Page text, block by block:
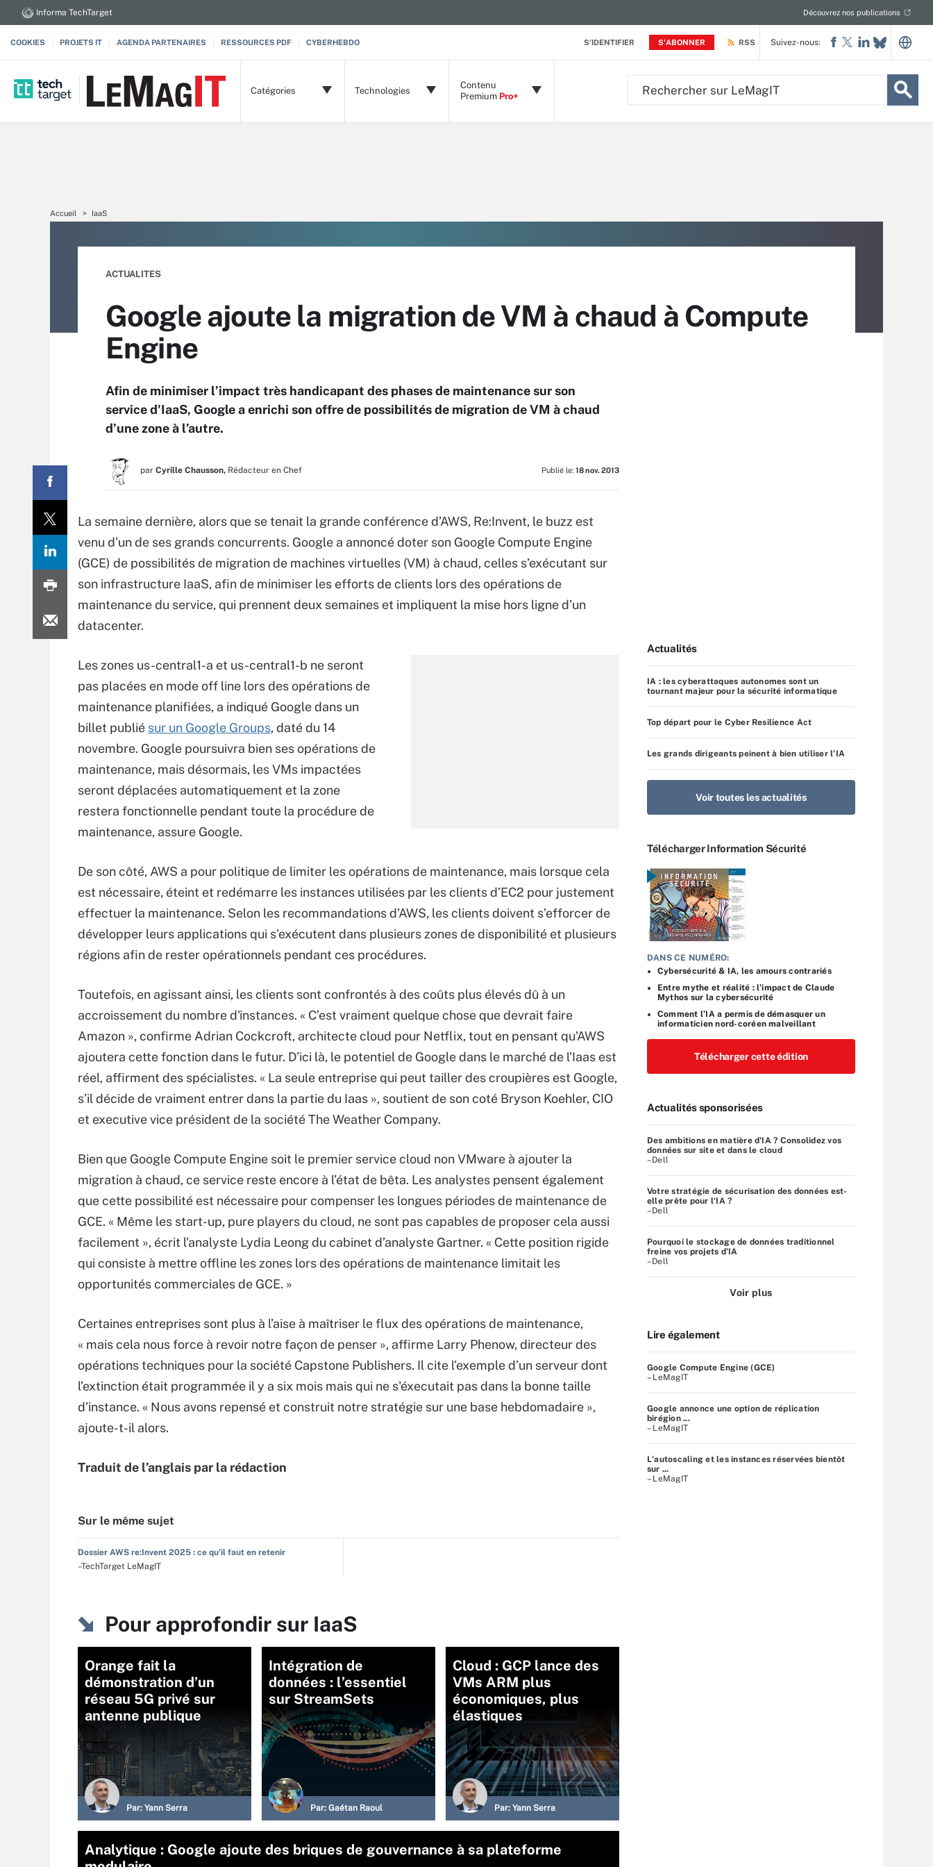
S'IDENTIFIER S'ABONNER
Informa TechTarget Découvrez nos publications
COOKIES PROJETS IT AGENDA PARTENAIRES RESSOURCES PDF CYBERHEBDO RSS
Catégories Technologies
Contenu
Premium Pro+
Suivez-nous:
Accueil IaaS
ACTUALITES
Google ajoute la migration de VM à chaud à Compute
Engine
Afin de minimiser l’impact très handicapant des phases de maintenance sur son
service d'IaaS, Google a enrichi son offre de possibilités de migration de VM à chaud
d’une zone à l’autre.
par Cyrille Chausson, Rédacteur en Chef Publié le: 18 nov. 2013
La semaine dernière, alors que se tenait la grande conférence d’AWS, Re:Invent, le buzz est
venu d’un de ses grands concurrents. Google a annoncé doter son Google Compute Engine
(GCE) de possibilités de migration de machines virtuelles (VM) à chaud, celles s’exécutant sur
son infrastructure IaaS, afin de minimiser les efforts de clients lors des opérations de
maintenance du service, qui prennent deux semaines et impliquent la mise hors ligne d’un
datacenter.
Les zones us-central1-a et us-central1-b ne seront
pas placées en mode off line lors des opérations de
maintenance planifiées, a indiqué Google dans un
billet publié sur un Google Groups, daté du 14
novembre. Google poursuivra bien ses opérations de
maintenance, mais désormais, les VMs impactées
seront déplacées automatiquement et la zone
restera fonctionnelle pendant toute la procédure de
maintenance, assure Google.
De son côté, AWS a pour politique de limiter les opérations de maintenance, mais lorsque cela
est nécessaire, éteint et redémarre les instances utilisées par les clients d’EC2 pour justement
effectuer la maintenance. Selon les recommandations d’AWS, les clients doivent s’efforcer de
développer leurs applications qui s’exécutent dans plusieurs zones de disponibilité et plusieurs
régions afin de rester opérationnels pendant ces procédures.
Toutefois, en agissant ainsi, les clients sont confrontés à des coûts plus élevés dû à un
accroissement du nombre d'instances. « C’est vraiment quelque chose que devrait faire
Amazon », confirme Adrian Cockcroft, architecte cloud pour Netflix, tout en pensant qu’AWS
ajoutera cette fonction dans le futur. D’ici là, le potentiel de Google dans le marché de l'Iaas est
réel, affirment des spécialistes. « La seule entreprise qui peut tailler des croupières est Google,
s’il décide de vraiment entrer dans la partie du Iaas », soutient de son coté Bryson Koehler, CIO
et executive vice président de la société The Weather Company.
Bien que Google Compute Engine soit le premier service cloud non VMware à ajouter la
migration à chaud, ce service reste encore à l’état de bêta. Les analystes pensent également
que cette possibilité est nécessaire pour compenser les longues périodes de maintenance de
GCE. « Même les start-up, pure players du cloud, ne sont pas capables de proposer cela aussi
facilement », écrit l’analyste Lydia Leong du cabinet d’analyste Gartner. « Cette position rigide
qui consiste à mettre offline les zones lors des opérations de maintenance limitait les
opportunités commerciales de GCE. »
Certaines entreprises sont plus à l’aise à maîtriser le flux des opérations de maintenance,
« mais cela nous force à revoir notre façon de penser », affirme Larry Phenow, directeur des
opérations techniques pour la société Capstone Publishers. Il cite l’exemple d’un serveur dont
l’extinction était programmée il y a six mois mais qui ne s'éxecutait pas dans la bonne taille
d’instance. « Nous avons repensé et construit notre stratégie sur une base hebdomadaire »,
ajoute-t-il alors.
Traduit de l’anglais par la rédaction
Sur le même sujet
Dossier AWS re:Invent 2025 : ce qu'il faut en retenir
–TechTarget LeMagIT
Pour approfondir sur IaaS
Orange fait la
démonstration d’un
réseau 5G privé sur
antenne publique
Par: Yann Serra
Intégration de
données : l’essentiel
sur StreamSets
Par: Gaétan Raoul
Cloud : GCP lance des
VMs ARM plus
économiques, plus
élastiques
Par: Yann Serra
Analytique : Google ajoute des briques de gouvernance à sa plateforme
Actualités
IA : les cyberattaques autonomes sont un
tournant majeur pour la sécurité informatique
Top départ pour le Cyber Resilience Act
Les grands dirigeants peinent à bien utiliser l’IA
Voir toutes les actualités
Télécharger Information Sécurité
DANS CE NUMÉRO:
Cybersécurité & IA, les amours contrariés
Entre mythe et réalité : l’impact de Claude
Mythos sur la cybersécurité
Comment l’IA a permis de démasquer un
informaticien nord-coréen malveillant
Télécharger cette édition
Actualités sponsorisées
Des ambitions en matière d'IA ? Consolidez vos
données sur site et dans le cloud
–Dell
Votre stratégie de sécurisation des données est-
elle prête pour l'IA ?
–Dell
Pourquoi le stockage de données traditionnel
freine vos projets d’IA
–Dell
Voir plus
Lire également
Google Compute Engine (GCE)
– LeMagIT
Google annonce une option de réplication
birégion ...
– LeMagIT
L'autoscaling et les instances réservées bientôt
sur ...
– LeMagIT